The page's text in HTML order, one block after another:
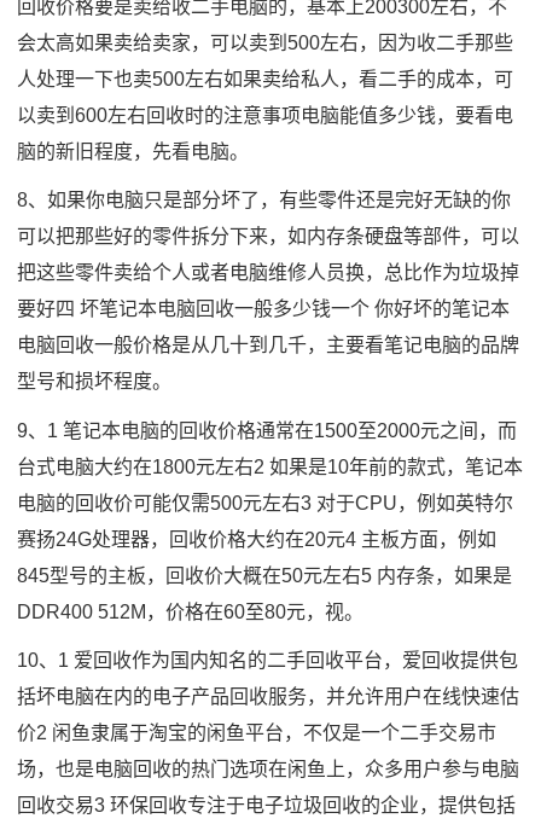
回收价格要是卖给收二手电脑的，基本上200300左右，不
会太高如果卖给卖家，可以卖到500左右，因为收二手那些
人处理一下也卖500左右如果卖给私人，看二手的成本，可
以卖到600左右回收时的注意事项电脑能值多少钱，要看电
脑的新旧程度，先看电脑。
8、如果你电脑只是部分坏了，有些零件还是完好无缺的你
可以把那些好的零件拆分下来，如内存条硬盘等部件，可以
把这些零件卖给个人或者电脑维修人员换，总比作为垃圾掉
要好四 坏笔记本电脑回收一般多少钱一个 你好坏的笔记本
电脑回收一般价格是从几十到几千，主要看笔记电脑的品牌
型号和损坏程度。
9、1 笔记本电脑的回收价格通常在1500至2000元之间，而
台式电脑大约在1800元左右2 如果是10年前的款式，笔记本
电脑的回收价可能仅需500元左右3 对于CPU，例如英特尔
赛扬24G处理器，回收价格大约在20元4 主板方面，例如
845型号的主板，回收价大概在50元左右5 内存条，如果是
DDR400 512M，价格在60至80元，视。
10、1 爱回收作为国内知名的二手回收平台，爱回收提供包
括坏电脑在内的电子产品回收服务，并允许用户在线快速估
价2 闲鱼隶属于淘宝的闲鱼平台，不仅是一个二手交易市
场，也是电脑回收的热门选项在闲鱼上，众多用户参与电脑
回收交易3 环保回收专注于电子垃圾回收的企业，提供包括